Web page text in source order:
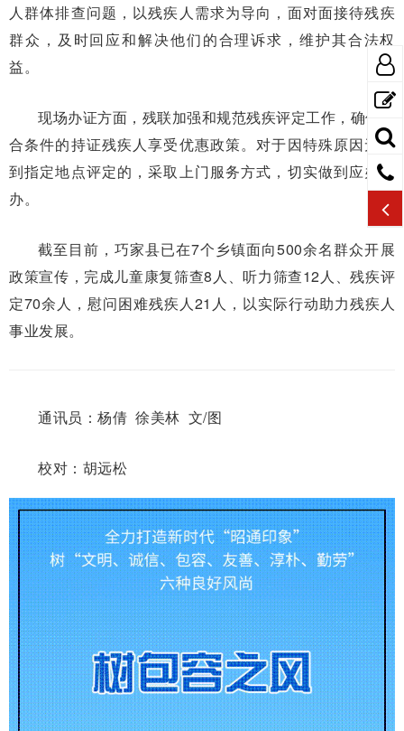
人群体排查问题，以残疾人需求为导向，面对面接待残疾
群众，及时回应和解决他们的合理诉求，维护其合法权
益。
现场办证方面，残联加强和规范残疾评定工作，确保符
合条件的持证残疾人享受优惠政策。对于因特殊原因无法
到指定地点评定的，采取上门服务方式，切实做到应办尽
办。
截至目前，巧家县已在7个乡镇面向500余名群众开展
政策宣传，完成儿童康复筛查8人、听力筛查12人、残疾评
定70余人，慰问困难残疾人21人，以实际行动助力残疾人
事业发展。
通讯员：杨倩 徐美林 文/图
校对：胡远松